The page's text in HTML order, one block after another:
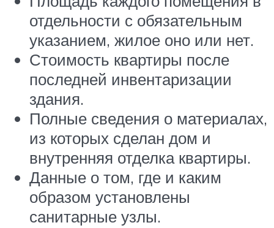
отдельности с обязательным
указанием, жилое оно или нет.
Стоимость квартиры после
последней инвентаризации
здания.
Полные сведения о материалах,
из которых сделан дом и
внутренняя отделка квартиры.
Данные о том, где и каким
образом установлены
санитарные узлы.